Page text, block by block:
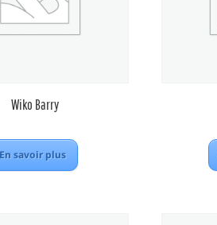
Wiko Barry
En savoir plus